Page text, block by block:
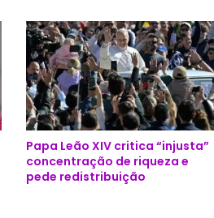
Papa Leão XIV critica “injusta”
concentração de riqueza e
pede redistribuição